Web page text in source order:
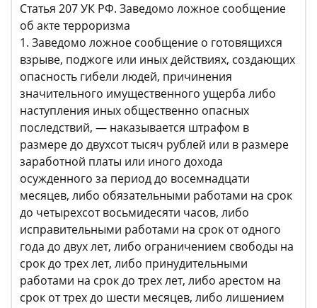
Статья 207 УК РФ. Заведомо ложное сообщение
об акте терроризма
1. Заведомо ложное сообщение о готовящихся
взрыве, поджоге или иных действиях, создающих
опасность гибели людей, причинения
значительного имущественного ущерба либо
наступления иных общественно опасных
последствий, — наказывается штрафом в
размере до двухсот тысяч рублей или в размере
заработной платы или иного дохода
осужденного за период до восемнадцати
месяцев, либо обязательными работами на срок
до четырехсот восьмидесяти часов, либо
исправительными работами на срок от одного
года до двух лет, либо ограничением свободы на
срок до трех лет, либо принудительными
работами на срок до трех лет, либо арестом на
срок от трех до шести месяцев, либо лишением